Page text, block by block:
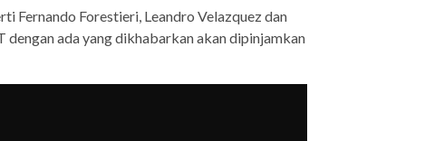
Fernando Forestieri, Leandro Velazquez dan
dengan ada yang dikhabarkan akan dipinjamkan